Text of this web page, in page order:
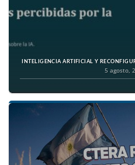
INTELIGENCIA ARTIFICIAL Y
5 agosto,